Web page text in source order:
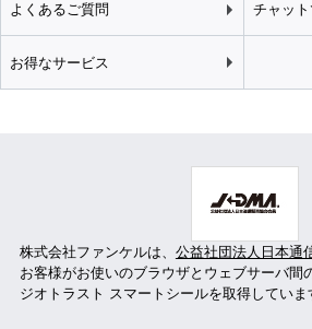
よくあるご質問 チャッ
お得なサービス
株式会社ファンケルは、 公益社団法人日本通
お客様がお使いのブラウザとウェブサーバ間
ジオトラスト スマートシールを取得していま